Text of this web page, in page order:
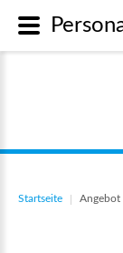
Startseite Angebot